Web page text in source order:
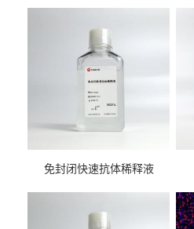
免封闭快速抗体稀释液